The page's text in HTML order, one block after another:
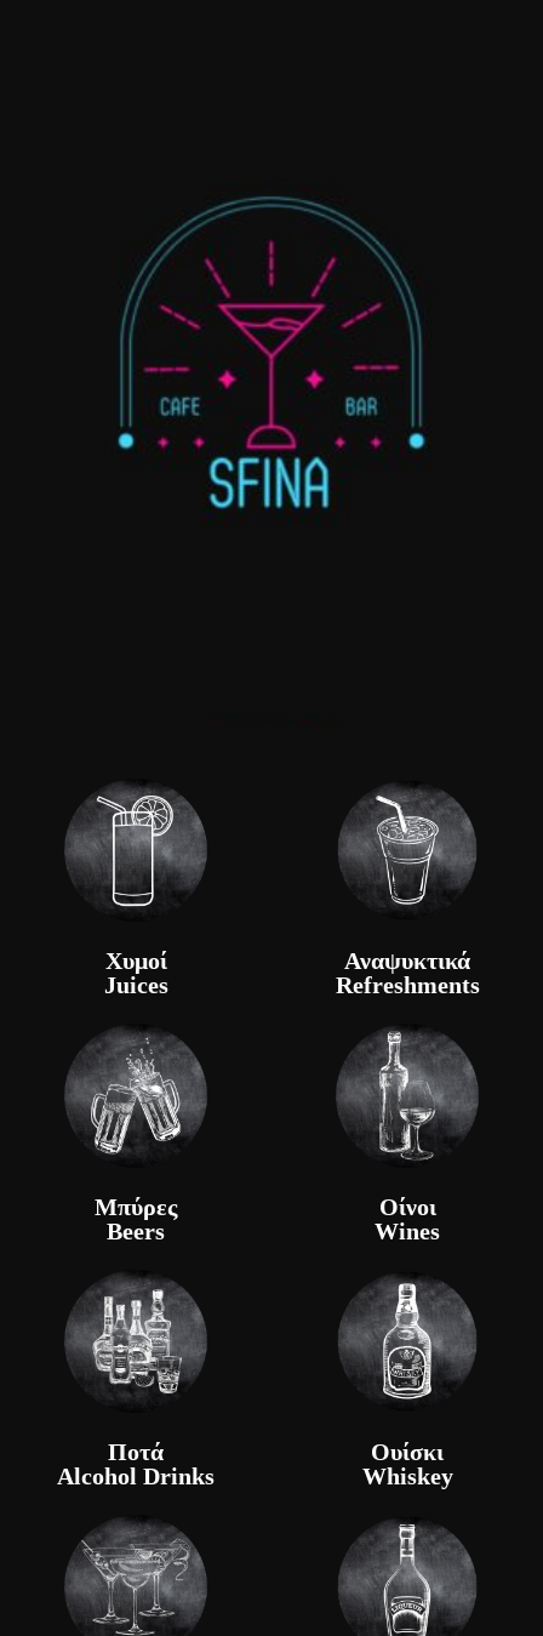
Χυμοί
Juices
Μπύρες
Beers
Αναψυκτικά
Refreshments
Οίνοι
Wines
Ποτά
Alcohol Drinks
Ουίσκι
Whiskey